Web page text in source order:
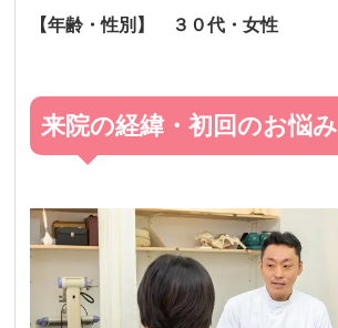
【年齢・性別】 ３０代・女性
来院の経緯・初回のお悩み